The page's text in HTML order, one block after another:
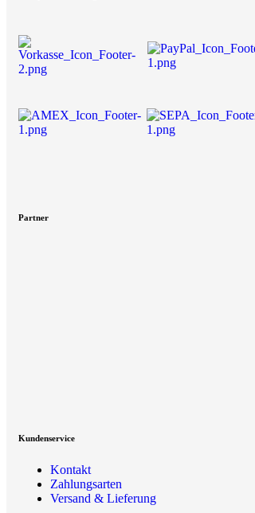
Partner
Kundenservice
Kontakt
Zahlungsarten
Versand & Lieferung